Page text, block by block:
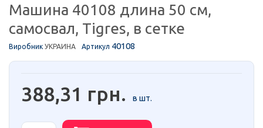
Машина 40108 длина 50 см,
самосвал, Tigres, в сетке
Виробник УКРАИНА Артикул 40108
388,31 грн. в шт.